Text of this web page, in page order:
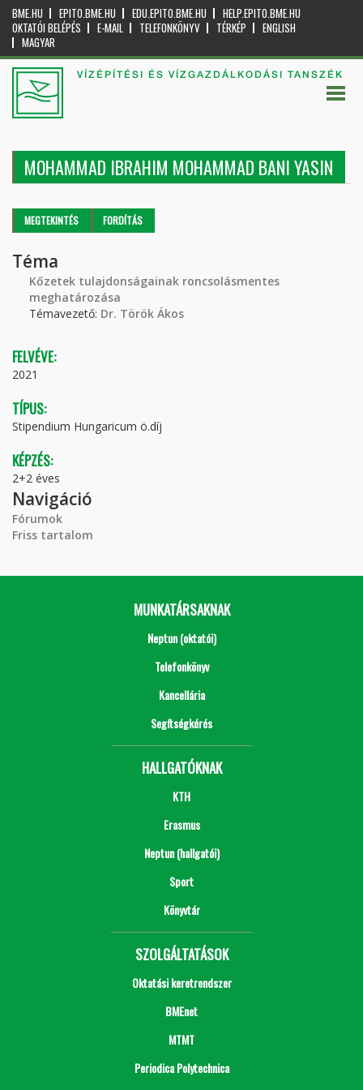
BME.HU EPITO.BME.HU EDU.EPITO.BME.HU
HELP.EPITO.BME.HU
OKTATÓI BELÉPÉS
E-MAIL TELEFONKÖNYV TÉRKÉP
ENGLISH
MAGYAR
VÍZÉPÍTÉSI ÉS VÍZGAZDÁLKODÁSI TANSZÉK
MOHAMMAD IBRAHIM MOHAMMAD BANI YASIN
Elsődleges fülek
MEGTEKINTÉS (AKTÍVFORDÍTÁS
Téma
Kőzetek tulajdonságainak roncsolásmentes
meghatározása
Témavezető: Dr. Török Ákos
FELVÉVE:
2021
TÍPUS:
Stipendium Hungaricum ö.díj
KÉPZÉS:
2+2 éves
Navigáció
Fórumok
Friss tartalom
MUNKATÁRSAKNAK
Neptun (oktatói)
Telefonkönyv
Kancellária
Segítségkérés
HALLGATÓKNAK
KTH
Erasmus
Neptun (hallgatói)
Sport
Könyvtár
SZOLGÁLTATÁSOK
Oktatási keretrendszer
BMEnet
MTMT
Periodica Polytechnica